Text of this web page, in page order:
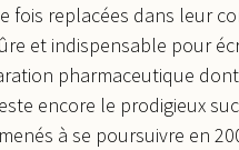
fois replacées dans leur
et indispensable pour
pharmaceutique
encore le prodigieux
à se poursuivre en